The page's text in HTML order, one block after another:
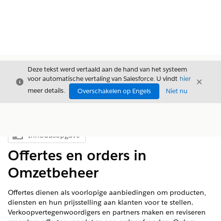
Sluiten
Deze tekst werd vertaald aan de hand van het systeem
voor automatische vertaling van Salesforce. U vindt hier
meer details.
Overschakelen op Engels Niet nu
Sluiten
Inhoudsopgave weergeven
Inhoudsopgave
Offertes en orders in
Omzetbeheer
Offertes dienen als voorlopige aanbiedingen om producten,
diensten en hun prijsstelling aan klanten voor te stellen.
Verkoopvertegenwoordigers en partners maken en reviseren